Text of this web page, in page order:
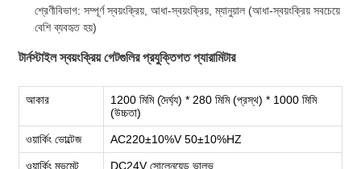
শ্রেণীবিভাগ: সম্পূর্ণ স্বয়ংক্রিয়, আধা-স্বয়ংক্রিয়, ম্যানুয়াল (আধা-স্বয়ংক্রিয় সবচেয়ে
বেশি ব্যবহৃত হয়)
টার্নস্টাইল স্বয়ংক্রিয় গেটগুলির প্রযুক্তিগত প্যারামিটার
আকার
1200 মিমি (দৈর্ঘ্য) * 280 মিমি (প্রস্থ) * 1000 মিমি
(উচ্চতা)
ওয়ার্কিং ভোল্টেজ AC220±10%V 50±10%HZ
ওয়ার্কিং মুভমেন্ট DC24V সোলেনয়েড ভালভ